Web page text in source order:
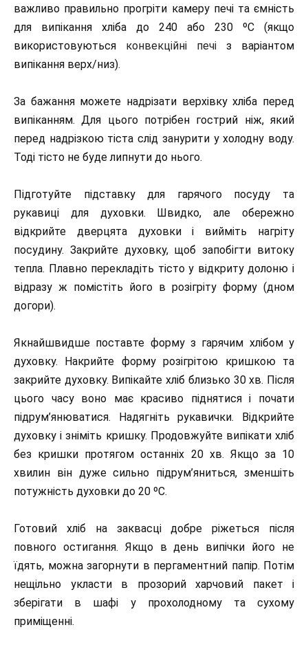
важливо правильно прогріти камеру печі та ємність
для випікання хліба до 240 або 230 ºС (якщо
використовуються конвекційні печі з варіантом
випікання верх/низ).
За бажання можете надрізати верхівку хліба перед
випіканням. Для цього потрібен гострий ніж, який
перед надрізкою тіста слід занурити у холодну воду.
Тоді тісто не буде липнути до нього.
Підготуйте підставку для гарячого посуду та
рукавиці для духовки. Швидко, але обережно
відкрийте дверцята духовки і вийміть нагріту
посудину. Закрийте духовку, щоб запобігти витоку
тепла. Плавно перекладіть тісто у відкриту долоню і
відразу ж помістіть його в розігріту форму (дном
догори).
Якнайшвидше поставте форму з гарячим хлібом у
духовку. Накрийте форму розігрітою кришкою та
закрийте духовку. Випікайте хліб близько 30 хв. Після
цього часу воно має красиво піднятися і почати
підрум’янюватися. Надягніть рукавички. Відкрийте
духовку і зніміть кришку. Продовжуйте випікати хліб
без кришки протягом останніх 20 хв. Якщо за 10
хвилин він дуже сильно підрум’яниться, зменшіть
потужність духовки до 20 ºС.
Готовий хліб на заквасці добре ріжеться після
повного остигання. Якщо в день випічки його не
їдять, можна загорнути в пергаментний папір. Потім
нещільно укласти в прозорий харчовий пакет і
зберігати в шафі у прохолодному та сухому
приміщенні.